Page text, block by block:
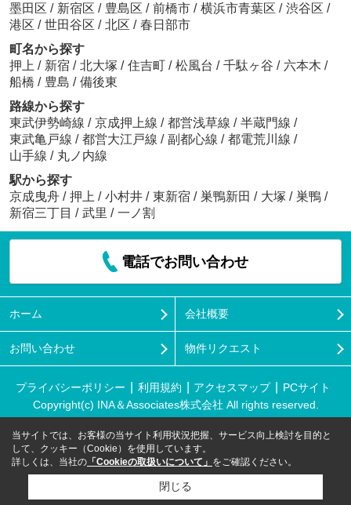
墨田区 / 新宿区 / 豊島区 / 前橋市 / 横浜市青葉区 / 渋谷区 /
港区 / 世田谷区 / 北区 / 春日部市
町名から探す
押上 / 新宿 / 北大塚 / 住吉町 / 松風台 / 千駄ヶ谷 / 六本木 /
船橋 / 豊島 / 備後東
路線から探す
東武伊勢崎線 / 京成押上線 / 都営浅草線 / 半蔵門線 /
東武亀戸線 / 都営大江戸線 / 副都心線 / 都電荒川線 /
山手線 / 丸ノ内線
駅から探す
京成曳舟 / 押上 / 小村井 / 東新宿 / 巣鴨新田 / 大塚 / 巣鴨 /
新宿三丁目 / 武里 / 一ノ割
電話でお問い合わせ
ホーム 会社概要
お問い合わせ 物件リクエスト
プライバシーポリシー 利用規約 アクセスマップ
PCサイト
Copyright(c) INA＆Associates株式会社 All rights reserved.
当サイトでは、お客様の当サイト利用状況把握、サービス向上検討を目的と
して、クッキー（Cookie）を使用しています。
詳しくは、当社の 「Cookieの取扱いについて」 をご確認ください。
閉じる